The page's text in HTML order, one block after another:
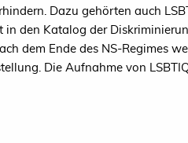
Dazu gehörten auch
den Katalog der
dem Ende des NS-Regimes
Die Aufnahme von